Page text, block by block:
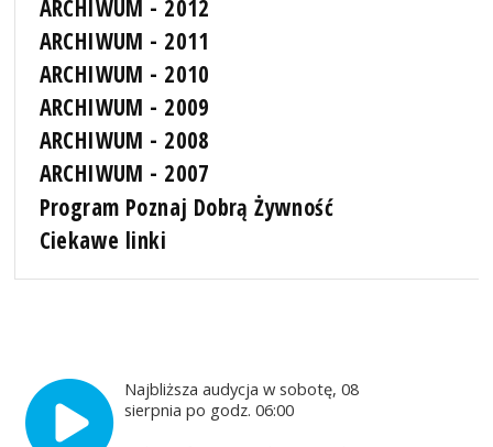
ARCHIWUM - 2012
ARCHIWUM - 2011
ARCHIWUM - 2010
ARCHIWUM - 2009
ARCHIWUM - 2008
ARCHIWUM - 2007
Program Poznaj Dobrą Żywność
Ciekawe linki
Najbliższa audycja w sobotę, 08
sierpnia po godz. 06:00